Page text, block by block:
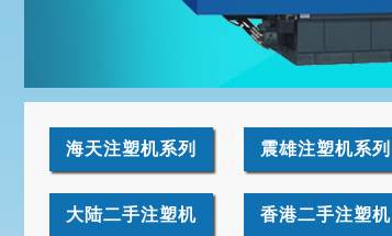
海天注塑机系列 震雄注塑机系列
大陆二手注塑机 香港二手注塑机